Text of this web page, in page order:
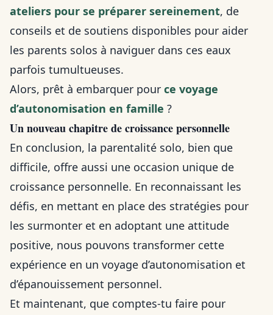
ateliers pour se préparer sereinement, de
conseils et de soutiens disponibles pour aider
les parents solos à naviguer dans ces eaux
parfois tumultueuses.
Alors, prêt à embarquer pour ce voyage
d’autonomisation en famille ?
Un nouveau chapitre de croissance personnelle
En conclusion, la parentalité solo, bien que
difficile, offre aussi une occasion unique de
croissance personnelle. En reconnaissant les
défis, en mettant en place des stratégies pour
les surmonter et en adoptant une attitude
positive, nous pouvons transformer cette
expérience en un voyage d’autonomisation et
d’épanouissement personnel.
Et maintenant, que comptes-tu faire pour